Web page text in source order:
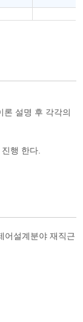
론 설명 후 각각의
행 한다.
어설계분야 재직근